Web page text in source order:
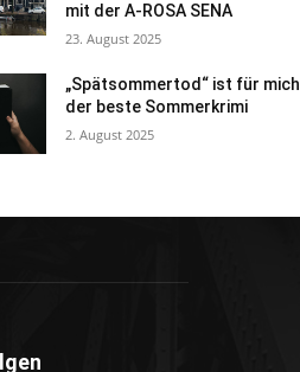
mit der A-ROSA SENA
23. August 2025
„Spätsommertod“ ist für mich
der beste Sommerkrimi
2. August 2025